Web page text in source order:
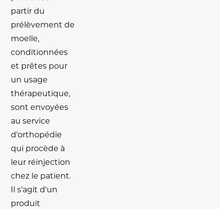
partir du
prélèvement de
moelle,
conditionnées
et prêtes pour
un usage
thérapeutique,
sont envoyées
au service
d'orthopédie
qui procède à
leur réinjection
chez le patient.
Il s'agit d'un
produit